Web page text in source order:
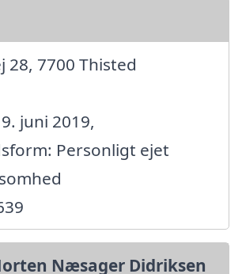
28, 7700 Thisted
juni 2019,
Personligt ejet
Næsager Didriksen